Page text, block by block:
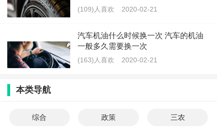
(109)人喜欢 2020-02-21
汽车机油什么时候换一次 汽车的机油
一般多久需要换一次
(163)人喜欢 2020-02-21
本类导航
综合 政策 三农